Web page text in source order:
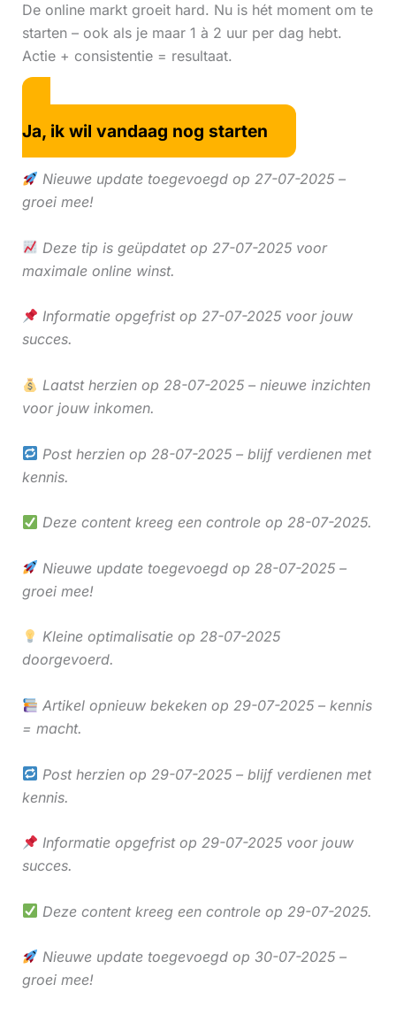
De online markt groeit hard. Nu is hét moment om te
starten – ook als je maar 1 à 2 uur per dag hebt.
Actie + consistentie = resultaat.
Ja, ik wil vandaag nog starten
Nieuwe update toegevoegd op 27-07-2025 –
groei mee!
Deze tip is geüpdatet op 27-07-2025 voor
maximale online winst.
Informatie opgefrist op 27-07-2025 voor jouw
succes.
Laatst herzien op 28-07-2025 – nieuwe inzichten
voor jouw inkomen.
Post herzien op 28-07-2025 – blijf verdienen met
kennis.
Deze content kreeg een controle op 28-07-2025.
Nieuwe update toegevoegd op 28-07-2025 –
groei mee!
Kleine optimalisatie op 28-07-2025
doorgevoerd.
Artikel opnieuw bekeken op 29-07-2025 – kennis
= macht.
Post herzien op 29-07-2025 – blijf verdienen met
kennis.
Informatie opgefrist op 29-07-2025 voor jouw
succes.
Deze content kreeg een controle op 29-07-2025.
Nieuwe update toegevoegd op 30-07-2025 –
groei mee!